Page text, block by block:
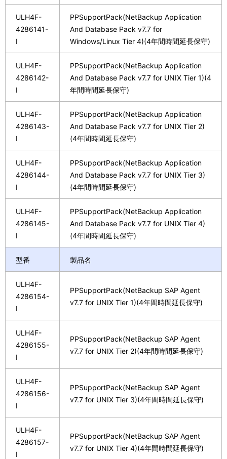
ULH4F-
4286141-
I
PPSupportPack(NetBackup Application
And Database Pack v7.7 for
Windows/Linux Tier 4)(4年間時間延長保守)
ULH4F-
4286142-
I
PPSupportPack(NetBackup Application
And Database Pack v7.7 for UNIX Tier 1)(4
年間時間延長保守)
ULH4F-
4286143-
I
PPSupportPack(NetBackup Application
And Database Pack v7.7 for UNIX Tier 2)
(4年間時間延長保守)
ULH4F-
4286144-
I
PPSupportPack(NetBackup Application
And Database Pack v7.7 for UNIX Tier 3)
(4年間時間延長保守)
ULH4F-
4286145-
I
PPSupportPack(NetBackup Application
And Database Pack v7.7 for UNIX Tier 4)
(4年間時間延長保守)
型番 製品名
ULH4F-
4286154-
I
PPSupportPack(NetBackup SAP Agent
v7.7 for UNIX Tier 1)(4年間時間延長保守)
ULH4F-
4286155-
I
PPSupportPack(NetBackup SAP Agent
v7.7 for UNIX Tier 2)(4年間時間延長保守)
ULH4F-
4286156-
I
PPSupportPack(NetBackup SAP Agent
v7.7 for UNIX Tier 3)(4年間時間延長保守)
ULH4F-
4286157-
I
PPSupportPack(NetBackup SAP Agent
v7.7 for UNIX Tier 4)(4年間時間延長保守)